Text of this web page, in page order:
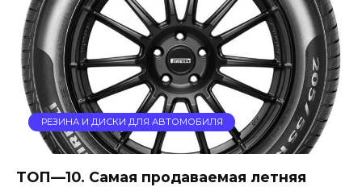
РЕЗИНА И ДИСКИ ДЛЯ АВТОМОБИЛЯ
ТОП—10. Самая продаваемая летняя